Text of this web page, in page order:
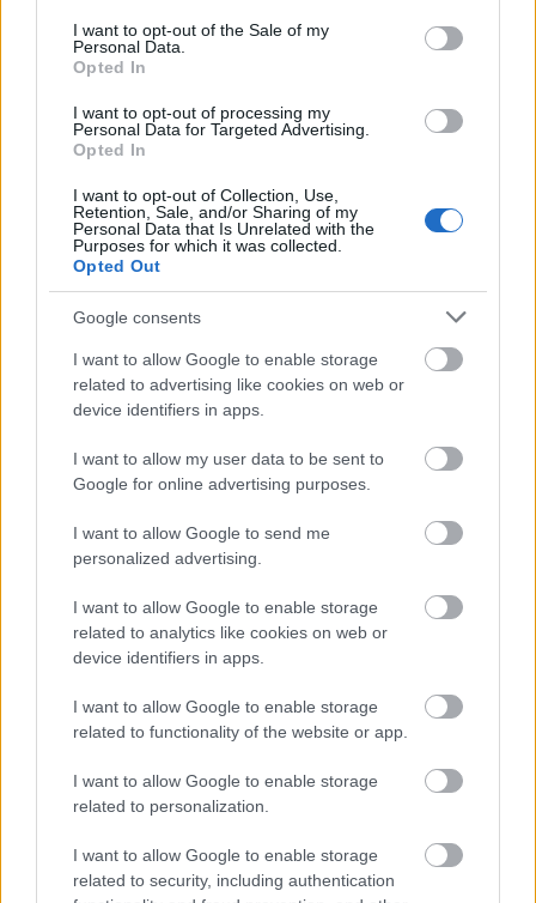
consent section.
I want to opt-out of the Sale of my
Personal Data.
Opted In
I want to opt-out of processing my
Personal Data for Targeted Advertising.
Opted In
I want to opt-out of Collection, Use,
Retention, Sale, and/or Sharing of my
Personal Data that Is Unrelated with the
Purposes for which it was collected.
Opted Out
Google consents
I want to allow Google to enable storage
related to advertising like cookies on web or
device identifiers in apps.
I want to allow my user data to be sent to
Google for online advertising purposes.
I want to allow Google to send me
personalized advertising.
I want to allow Google to enable storage
related to analytics like cookies on web or
device identifiers in apps.
I want to allow Google to enable storage
related to functionality of the website or app.
I want to allow Google to enable storage
related to personalization.
I want to allow Google to enable storage
related to security, including authentication
Fél évszázaddal ezelőtt mutatták be minden idők
egyik legnagyobb hatású sci-fi kultuszfilmjét, a
21-én hétfőn 19:00 órakor filmklub vetítést lesz a
Pólus Mozi Nagytermében, ahol 120m²-es
mozivásznon láthatják a nézők Stanley Kubrick
időtlen…
Nyerj páros belépőt az utóbbi évek
egyik legütősebb horrorfilmjének
premier előtti díszvetítésére
A Supernatural Movies és a Pannonia
Supernatural Movies•2018. január 21.
A Babadook című ausztrál pszicho-horror-dráma az
elsőfilmes Jennifer Kent alkotása, mely a 2014-es